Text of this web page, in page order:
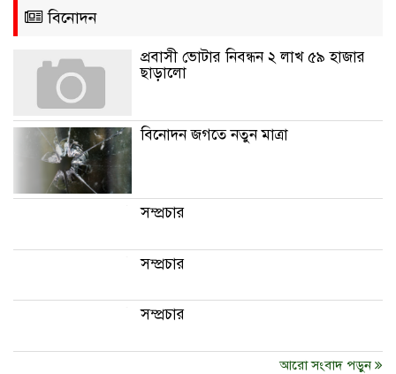
বিনোদন
প্রবাসী ভোটার নিবন্ধন ২ লাখ ৫৯ হাজার
ছাড়ালো
বিনোদন জগতে নতুন মাত্রা
সম্প্রচার
সম্প্রচার
সম্প্রচার
আরো সংবাদ পড়ুন